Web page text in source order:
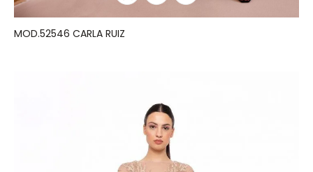
MOD.52546 CARLA RUIZ